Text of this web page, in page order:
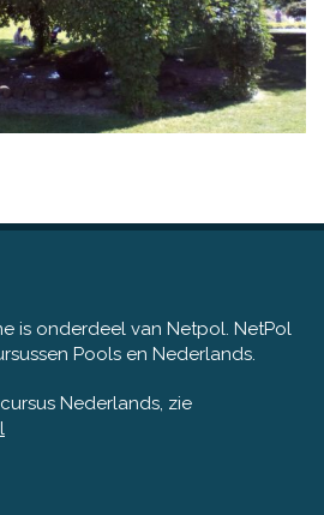
is onderdeel van Netpol. NetPol
Pools en Nederlands.
Nederlands, zie